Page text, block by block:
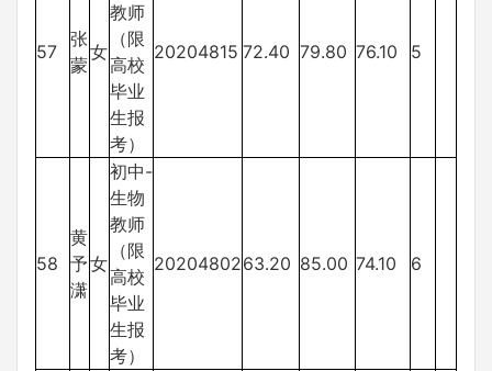
57
张
蒙
女
教师
（限
高校
毕业
生报
考）
20204815 72.40 79.80 76.10 5
58
黄
予
潇
女
初中-
生物
教师
（限
高校
毕业
生报
考）
2020480263.20 85.00 74.10 6